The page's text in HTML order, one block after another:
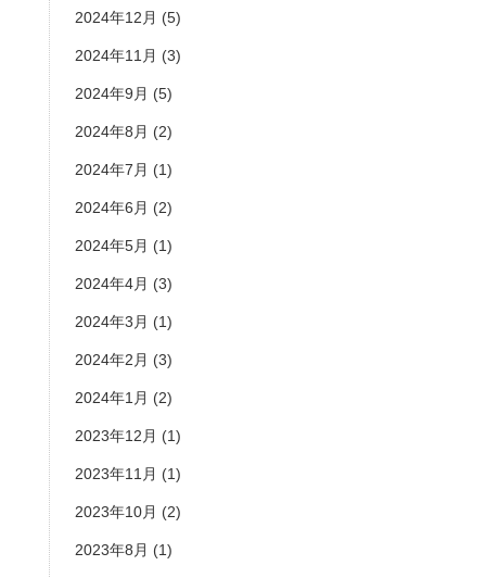
2024年12月 (5)
2024年11月 (3)
2024年9月 (5)
2024年8月 (2)
2024年7月 (1)
2024年6月 (2)
2024年5月 (1)
2024年4月 (3)
2024年3月 (1)
2024年2月 (3)
2024年1月 (2)
2023年12月 (1)
2023年11月 (1)
2023年10月 (2)
2023年8月 (1)